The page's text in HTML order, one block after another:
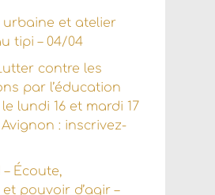
urbaine et atelier
tipi – 04/04
contre les
par l’éducation
lundi 16 et mardi 17
: inscrivez-
– Écoute,
pouvoir d’agir –